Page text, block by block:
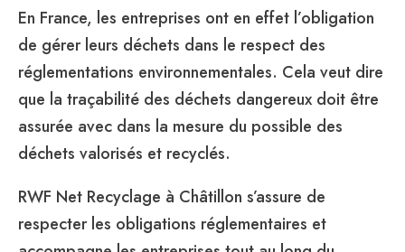
En France, les entreprises ont en effet l’obligation
de gérer leurs déchets dans le respect des
réglementations environnementales. Cela veut dire
que la traçabilité des déchets dangereux doit être
assurée avec dans la mesure du possible des
déchets valorisés et recyclés.
RWF Net Recyclage à Châtillon s’assure de
respecter les obligations réglementaires et